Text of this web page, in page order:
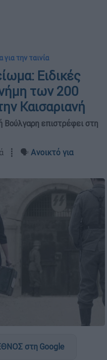
για την ταινία
Ειδικές
των 200
Καισαριανή
Βούλγαρη επιστρέφει στη
┋ 🗣️ Ανοικτό για
στη Google